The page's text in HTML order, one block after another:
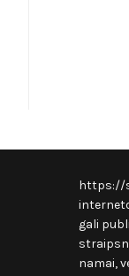
https://
gali
namai,